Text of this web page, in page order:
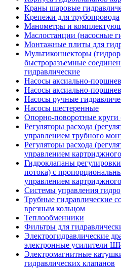
Краны шаровые
Крепежи для трубопровода
Манометры и
Маслостанции (насосные
Монтажные плиты для
Мультиконнекторы
быстроразъемные
гидравлические
Насосы аксиально-
Насосы аксиально-
Насосы ручные
Насосы шестеренные
Опорно-поворотные
Регуляторы расхода
управлением трубного
Регуляторы расхода
управлением
Гидроклапаны
потока) с
управлением
Системы управления
Трубные гидравлические
врезным кольцом
Теплообменники
Фильтры для
Электрогидравлические
электронные усилители
Электромагнитные
гидравлических клапанов